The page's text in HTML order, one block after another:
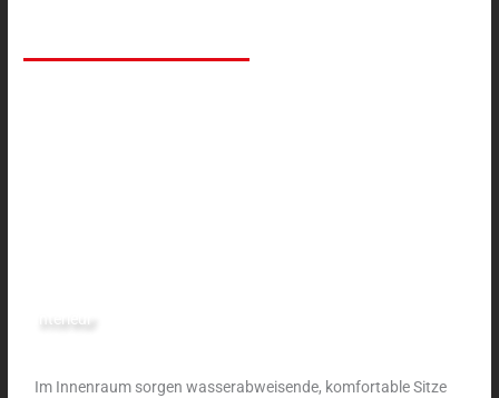
Interieur
Im Innenraum sorgen wasserabweisende, komfortable Sitze